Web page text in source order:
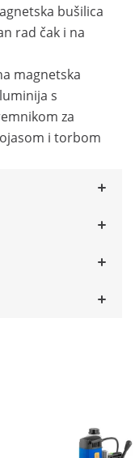
bušilica
rad čak i na
magnetska
s
za
i torbom